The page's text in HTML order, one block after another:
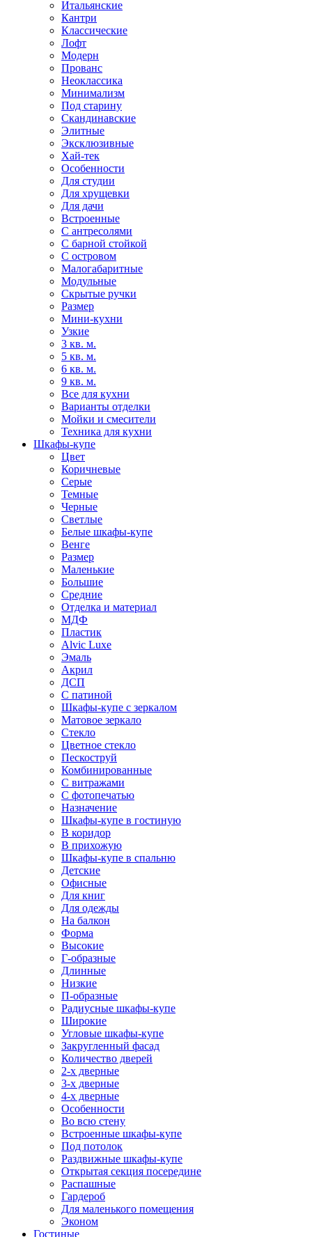
Итальянские
Кантри
Классические
Лофт
Модерн
Прованс
Неоклассика
Минимализм
Под старину
Скандинавские
Элитные
Эксклюзивные
Хай-тек
Особенности
Для студии
Для хрущевки
Для дачи
Встроенные
С антресолями
С барной стойкой
С островом
Малогабаритные
Модульные
Скрытые ручки
Размер
Мини-кухни
Узкие
3 кв. м.
5 кв. м.
6 кв. м.
9 кв. м.
Все для кухни
Варианты отделки
Мойки и смесители
Техника для кухни
Шкафы-купе
Цвет
Коричневые
Серые
Темные
Черные
Светлые
Белые шкафы-купе
Венге
Размер
Маленькие
Большие
Средние
Отделка и материал
МДФ
Пластик
Alvic Luxe
Эмаль
Акрил
ДСП
С патиной
Шкафы-купе с зеркалом
Матовое зеркало
Стекло
Цветное стекло
Пескоструй
Комбинированные
С витражами
С фотопечатью
Назначение
Шкафы-купе в гостиную
В коридор
В прихожую
Шкафы-купе в спальню
Детские
Офисные
Для книг
Для одежды
На балкон
Форма
Высокие
Г-образные
Длинные
Низкие
П-образные
Радиусные шкафы-купе
Широкие
Угловые шкафы-купе
Закругленный фасад
Количество дверей
2-х дверные
3-х дверные
4-х дверные
Особенности
Во всю стену
Встроенные шкафы-купе
Под потолок
Раздвижные шкафы-купе
Открытая секция посередине
Распашные
Гардероб
Для маленького помещения
Эконом
Гостиные